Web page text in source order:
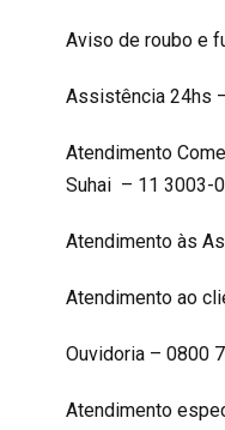
Aviso de roubo e
Assistência 24hs
Atendimento
Suhai – 11 3003-
Atendimento às
Atendimento ao
Ouvidoria – 0800
Atendimento